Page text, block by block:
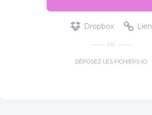
Dropbox Lien
OU
DÉPOSEZ LES FICHIERS ICI